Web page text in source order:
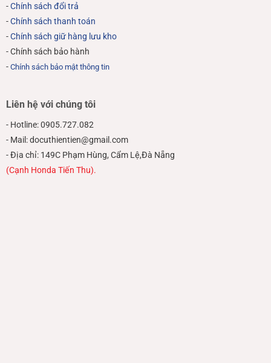
-Chính sách đổi trả
-Chính sách thanh toán
-Chính sách giữ hàng lưu kho
- Chính sách bảo hành
- Chính sách bảo mật thông tin
Liên hệ với chúng tôi
- Hotline: 0905.727.082
- Mail: docuthientien@gmail.com
- Địa chỉ: 149C Phạm Hùng, Cẩm Lệ,Đà Nẵng
(Cạnh Honda Tiến Thu).